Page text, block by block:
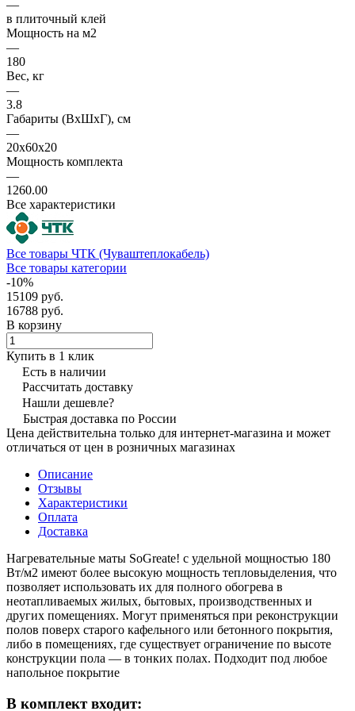
—
в плиточный клей
Мощность на м2
—
180
Вес, кг
—
3.8
Габариты (ВхШхГ), см
—
20x60x20
Мощность комплекта
—
1260.00
Все характеристики
Все товары ЧТК (Чуваштеплокабель)
Все товары категории
-10%
15109 руб.
16788 руб.
В корзину
Купить в 1 клик
Есть в наличии
Рассчитать доставку
Нашли дешевле?
Быстрая доставка по России
Цена действительна только для интернет-магазина и может
отличаться от цен в розничных магазинах
Описание
Отзывы
Характеристики
Оплата
Доставка
Нагревательные маты SoGreate! с удельной мощностью 180
Вт/м2 имеют более высокую мощность тепловыделения, что
позволяет использовать их для полного обогрева в
неотапливаемых жилых, бытовых, производственных и
других помещениях. Могут применяться при реконструкции
полов поверх старого кафельного или бетонного покрытия,
либо в помещениях, где существует ограничение по высоте
конструкции пола — в тонких полах. Подходит под любое
напольное покрытие
В комплект входит: